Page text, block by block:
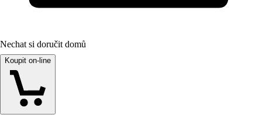
Nechat si doručit domů
Koupit on-line